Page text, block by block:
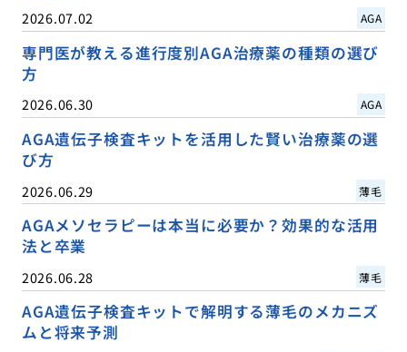
2026.07.02 AGA
専門医が教える進行度別AGA治療薬の種類の選び
方
2026.06.30 AGA
AGA遺伝子検査キットを活用した賢い治療薬の選
び方
2026.06.29 薄毛
AGAメソセラピーは本当に必要か？効果的な活用
法と卒業
2026.06.28 薄毛
AGA遺伝子検査キットで解明する薄毛のメカニズ
ムと将来予測